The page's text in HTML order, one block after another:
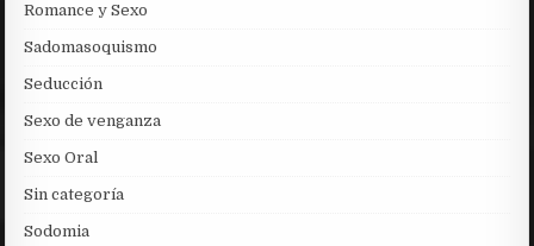
Romance y Sexo
Sadomasoquismo
Seducción
Sexo de venganza
Sexo Oral
Sin categoría
Sodomia